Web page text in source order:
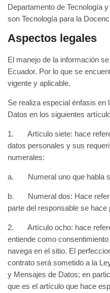
Departamento de Tecnología
son Tecnología para la
Aspectos legales
El manejo de la información
Ecuador. Por lo que se
vigente y aplicable.
Se realiza especial énfasis en
Datos en los siguientes
1. Artículo siete: hace
datos personales y sus
numerales:
a. Numeral uno que habla
b. Numeral dos: Hace
parte del responsable se
2. Artículo ocho: hace
entiende como
navega en el sitio. El
contrato será sometido a la
y Mensajes de Datos; en
que es el artículo que hace